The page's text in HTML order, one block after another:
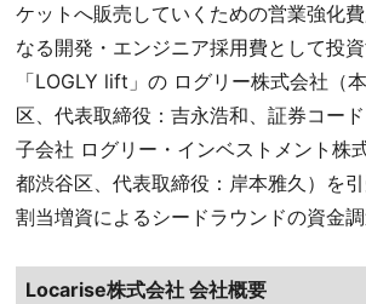
ケットへ販売していくための営業強化
なる開発・エンジニア採用費として投資
「LOGLY lift」の ログリー株式会社（
区、代表取締役：吉永浩和、証券コー
子会社 ログリー・インベストメント株
都渋谷区、代表取締役：岸本雅久）を
割当増資によるシードラウンドの資金調
Locarise株式会社 会社概要